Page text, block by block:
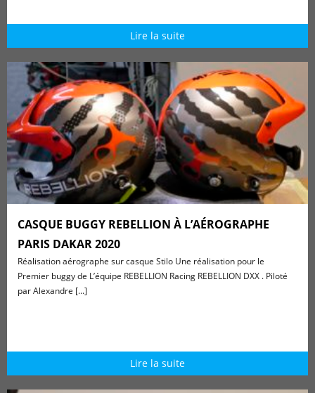
Lire la suite
CASQUE BUGGY REBELLION À L’AÉROGRAPHE
PARIS DAKAR 2020
Réalisation aérographe sur casque Stilo Une réalisation pour le
Premier buggy de L’équipe REBELLION Racing REBELLION DXX . Piloté
par Alexandre [...]
Lire la suite